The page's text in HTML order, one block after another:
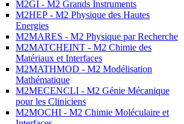
M2GI - M2 Grands Instruments
M2HEP - M2 Physique des Hautes
Energies
M2MARES - M2 Physique par Recherche
M2MATCHEINT - M2 Chimie des
Matériaux et Interfaces
M2MATHMOD - M2 Modélisation
Mathématique
M2MECENCLI - M2 Génie Mécanique
pour les Cliniciens
M2MOCHI - M2 Chimie Moléculaire et